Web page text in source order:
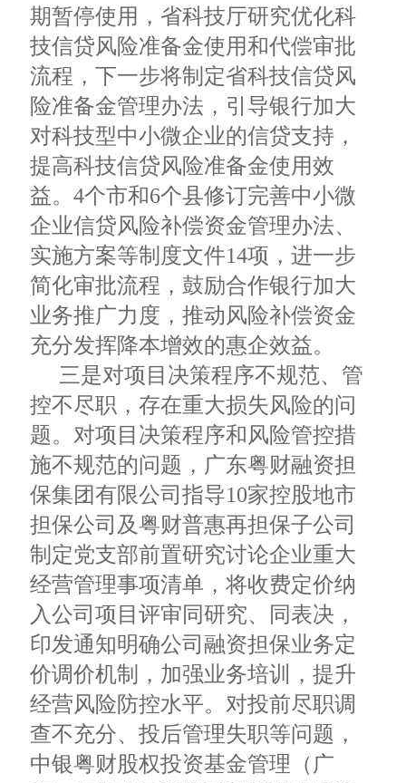
期暂停使用，省科技厅研究优化科
技信贷风险准备金使用和代偿审批
流程，下一步将制定省科技信贷风
险准备金管理办法，引导银行加大
对科技型中小微企业的信贷支持，
提高科技信贷风险准备金使用效
益。4个市和6个县修订完善中小微
企业信贷风险补偿资金管理办法、
实施方案等制度文件14项，进一步
简化审批流程，鼓励合作银行加大
业务推广力度，推动风险补偿资金
充分发挥降本增效的惠企效益。
三是对项目决策程序不规范、管
控不尽职，存在重大损失风险的问
题。对项目决策程序和风险管控措
施不规范的问题，广东粤财融资担
保集团有限公司指导10家控股地市
担保公司及粤财普惠再担保子公司
制定党支部前置研究讨论企业重大
经营管理事项清单，将收费定价纳
入公司项目评审同研究、同表决，
印发通知明确公司融资担保业务定
价调价机制，加强业务培训，提升
经营风险防控水平。对投前尽职调
查不充分、投后管理失职等问题，
中银粤财股权投资基金管理（广